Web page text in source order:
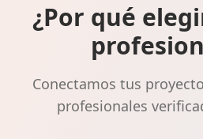
¿Por qué
Conectamos tus
profesionales